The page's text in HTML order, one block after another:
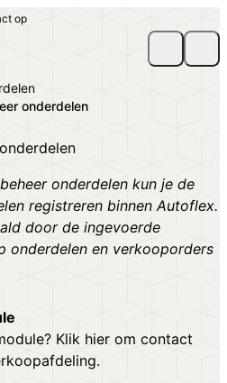
op
onderdelen
onderdelen kun je de
registreren binnen Autoflex.
door de ingevoerde
onderdelen en verkooporders
Klik hier om contact